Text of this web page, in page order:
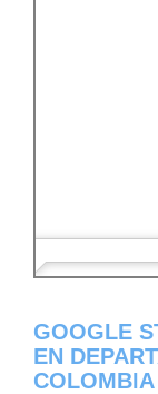
GOOGLE
EN
COLOMBIA